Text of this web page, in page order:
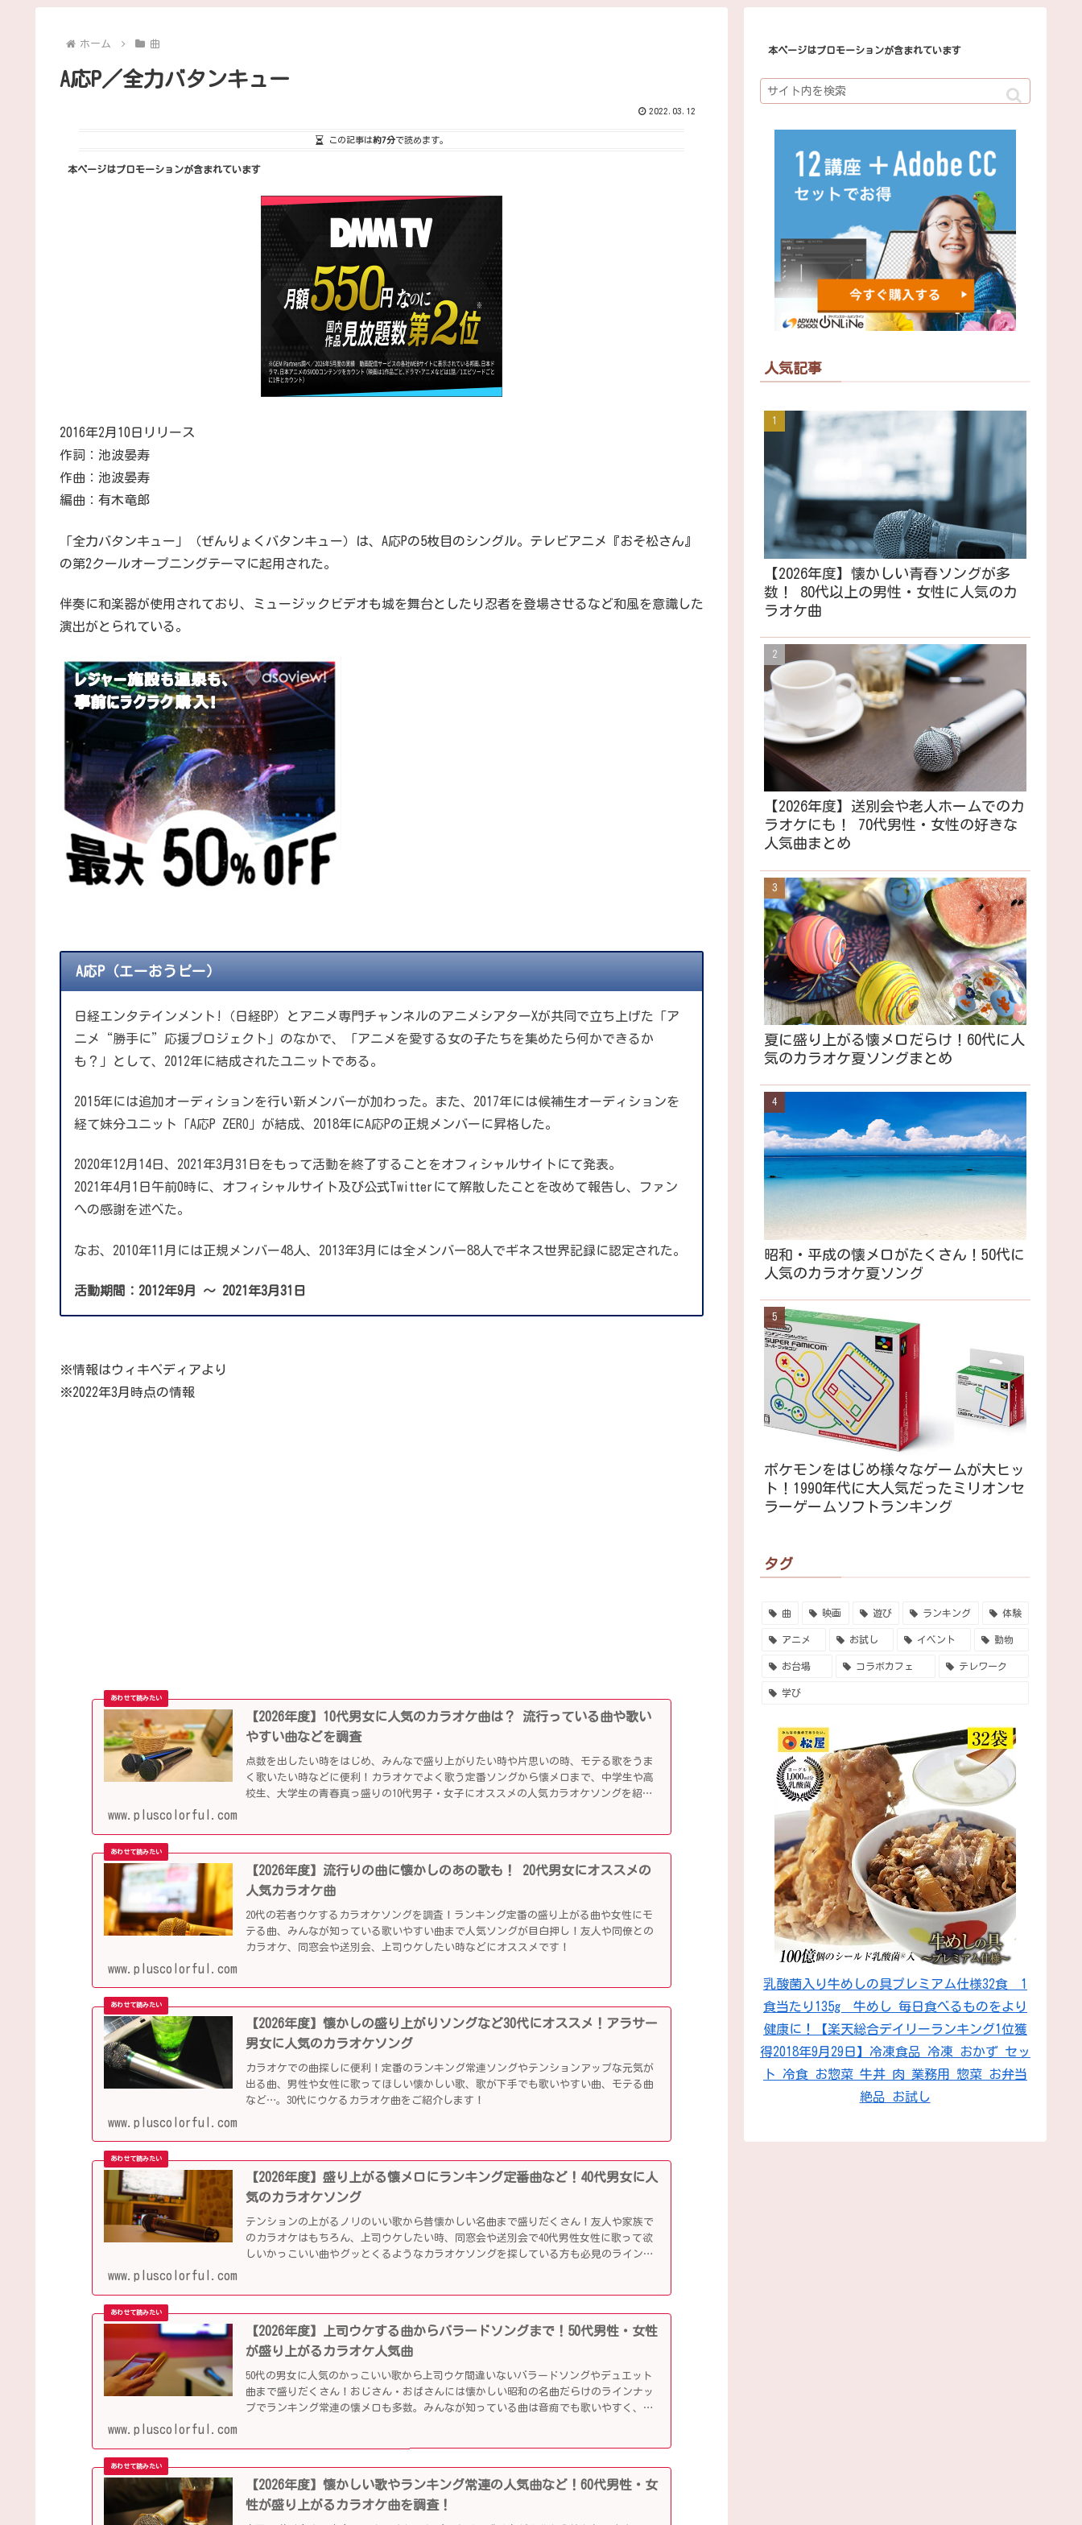
ホーム 曲
A応P／全力バタンキュー
2022.03.12
この記事は約7分で読めます。
本ページはプロモーションが含まれています
2016年2月10日リリース
作詞：池波晏寿
作曲：池波晏寿
編曲：有木竜郎
「全力バタンキュー」（ぜんりょくバタンキュー）は、A応Pの5枚目のシングル。テレビアニメ『おそ松さん』
の第2クールオープニングテーマに起用された。
伴奏に和楽器が使用されており、ミュージックビデオも城を舞台としたり忍者を登場させるなど和風を意識した
演出がとられている。
A応P（エーおうピー）
日経エンタテインメント!（日経BP）とアニメ専門チャンネルのアニメシアターXが共同で立ち上げた「ア
ニメ“勝手に”応援プロジェクト」のなかで、「アニメを愛する女の子たちを集めたら何かできるか
も？」として、2012年に結成されたユニットである。
2015年には追加オーディションを行い新メンバーが加わった。また、2017年には候補生オーディションを
経て妹分ユニット「A応P ZERO」が結成、2018年にA応Pの正規メンバーに昇格した。
2020年12月14日、2021年3月31日をもって活動を終了することをオフィシャルサイトにて発表。
2021年4月1日午前0時に、オフィシャルサイト及び公式Twitterにて解散したことを改めて報告し、ファン
への感謝を述べた。
なお、2010年11月には正規メンバー48人、2013年3月には全メンバー88人でギネス世界記録に認定された。
活動期間：2012年9月 ～ 2021年3月31日
※情報はウィキペディアより
※2022年3月時点の情報
【2026年度】10代男女に人気のカラオケ曲は？ 流行っている曲や歌い
やすい曲などを調査
点数を出したい時をはじめ、みんなで盛り上がりたい時や片思いの時、モテる歌をうま
く歌いたい時などに便利！カラオケでよく歌う定番ソングから懐メロまで、中学生や高
校生、大学生の青春真っ盛りの10代男子・女子にオススメの人気カラオケソングを紹介
www.pluscolorful.com
【2026年度】流行りの曲に懐かしのあの歌も！ 20代男女にオススメの
人気カラオケ曲
20代の若者ウケするカラオケソングを調査！ランキング定番の盛り上がる曲や女性にモ
テる曲、みんなが知っている歌いやすい曲まで人気ソングが目白押し！友人や同僚との
カラオケ、同窓会や送別会、上司ウケしたい時などにオススメです！
www.pluscolorful.com
【2026年度】懐かしの盛り上がりソングなど30代にオススメ！アラサー
男女に人気のカラオケソング
カラオケでの曲探しに便利！定番のランキング常連ソングやテンションアップな元気が
出る曲、男性や女性に歌ってほしい懐かしい歌、歌が下手でも歌いやすい曲、モテる曲
など…。30代にウケるカラオケ曲をご紹介します！
www.pluscolorful.com
【2026年度】盛り上がる懐メロにランキング定番曲など！40代男女に人
気のカラオケソング
テンションの上がるノリのいい歌から昔懐かしい名曲まで盛りだくさん！友人や家族で
のカラオケはもちろん、上司ウケしたい時、同窓会や送別会で40代男性女性に歌って欲
しいかっこいい曲やグッとくるようなカラオケソングを探している方も必見のラインナ
www.pluscolorful.com
【2026年度】上司ウケする曲からバラードソングまで！50代男性・女性
が盛り上がるカラオケ人気曲
50代の男女に人気のかっこいい歌から上司ウケ間違いないバラードソングやデュエット
曲まで盛りだくさん！おじさん・おばさんには懐かしい昭和の名曲だらけのラインナッ
プでランキング常連の懐メロも多数。みんなが知っている曲は音痴でも歌いやすく、送
www.pluscolorful.com
【2026年度】懐かしい歌やランキング常連の人気曲など！60代男性・女
性が盛り上がるカラオケ曲を調査！
本ページはプロモーションが含まれています
人気記事
【2026年度】懐かしい青春ソングが多
数！ 80代以上の男性・女性に人気のカ
ラオケ曲
【2026年度】送別会や老人ホームでのカ
ラオケにも！ 70代男性・女性の好きな
人気曲まとめ
夏に盛り上がる懐メロだらけ！60代に人
気のカラオケ夏ソングまとめ
昭和・平成の懐メロがたくさん！50代に
人気のカラオケ夏ソング
ポケモンをはじめ様々なゲームが大ヒッ
ト！1990年代に大人気だったミリオンセ
ラーゲームソフトランキング
タグ
曲 映画 遊び ランキング 体験
アニメ お試し イベント 動物
お台場 コラボカフェ テレワーク
学び
乳酸菌入り牛めしの具プレミアム仕様32食 1
食当たり135g 牛めし 毎日食べるものをより
健康に！【楽天総合デイリーランキング1位獲
得2018年9月29日】冷凍食品 冷凍 おかず セッ
ト 冷食 お惣菜 牛丼 肉 業務用 惣菜 お弁当
絶品 お試し